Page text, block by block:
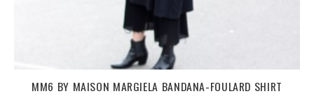
MM6 BY MAISON MARGIELA BANDANA-FOULARD SHIRT